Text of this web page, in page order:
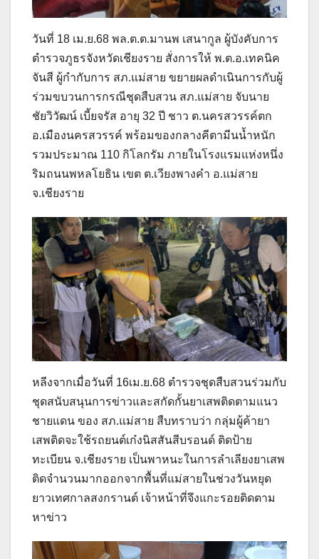
วันที่ 18 เม.ย.68 พล.ต.ต.มานพ เสนากูล ผู้บังคับการ
ตำรวจภูธรจังหวัดเชียงราย สั่งการให้ พ.ต.อ.เทคนิค
จันสี ผู้กำกับการ สภ.แม่สาย ขยายผลดำเนินการกับผู้
ร่วมขบวนการกรณีชุดสืบสวน สภ.แม่สาย จับนาย
ชัยวิวัฒน์ เบี้ยจรัส อายุ 32 ปี ชาว ต.นครสวรรค์ตก
อ.เมืองนครสวรรค์ พร้อมของกลางคีตามีนน้ำหนัก
รวมประมาณ 110 กิโลกรัม ภายในโรงแรมแห่งหนึ่ง
ริมถนนพหลโยธิน เขต ต.เวียงพางคำ อ.แม่สาย
จ.เชียงราย
หลีงจากเมื่อวันที่ 16เม.ย.68 ตำรวจชุดสืบสวนร่วมกับ
ชุดสนับสนุนการข่าวและสกัดกั้นยาเสพติดตามแนว
ชายแดน ของ สภ.แม่สาย สืบทราบว่า กลุ่มผู้ค้ายา
เสพติดจะใช้รถยนต์เก๋งนิสสันสีบรอนด์ ติดป้าย
ทะเบียน จ.เชียงราย เป็นพาหนะในการลำเลียงยาเสพ
ติดจำนวนมากออกจากพื้นที่แม่สายในช่วงวันหยุด
ยาวเทศกาลสงกรานต์ เจ้าหน้าที่จึงแกะรอยติดตาม
หาข่าว